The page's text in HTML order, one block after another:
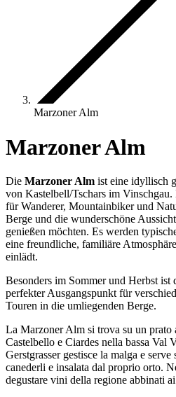
Marzoner Alm
Marzoner Alm
Die Marzoner Alm ist eine idyllisch
von Kastelbell/Tschars im
für Wanderer, Mountainbiker und
Berge und die wunderschöne
genießen möchten. Es werden
eine freundliche, familiäre
einlädt.
Besonders im Sommer und Herbst
perfekter Ausgangspunkt für
Touren in die umliegenden Berge.
La Marzoner Alm si trova su un prato
Castelbello e Ciardes nella bassa Val
Gerstgrasser gestisce la malga e
canederli e insalata dal proprio orto.
degustare vini della regione abbinati